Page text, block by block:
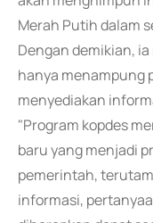
Merah Putih dalam
Dengan demikian,
hanya menampung
menyediakan
"Program kopdes
baru yang menjadi
pemerintah,
informasi,